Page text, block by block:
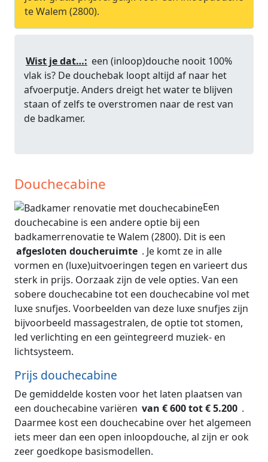
te Walem (2800).
Wist je dat…: een (inloop)douche nooit 100%
vlak is? De douchebak loopt altijd af naar het
afvoerputje. Anders dreigt het water te blijven
staan of zelfs te overstromen naar de rest van
de badkamer.
Douchecabine
Een
douchecabine is een andere optie bij een
badkamerrenovatie te Walem (2800). Dit is een
afgesloten doucheruimte . Je komt ze in alle
vormen en (luxe)uitvoeringen tegen en varieert dus
sterk in prijs. Oorzaak zijn de vele opties. Van een
sobere douchecabine tot een douchecabine vol met
luxe snufjes. Voorbeelden van deze luxe snufjes zijn
bijvoorbeeld massagestralen, de optie tot stomen,
led verlichting en een geïntegreerd muziek- en
lichtsysteem.
Prijs douchecabine
De gemiddelde kosten voor het laten plaatsen van
een douchecabine variëren van € 600 tot € 5.200 .
Daarmee kost een douchecabine over het algemeen
iets meer dan een open inloopdouche, al zijn er ook
zeer goedkope basismodellen.